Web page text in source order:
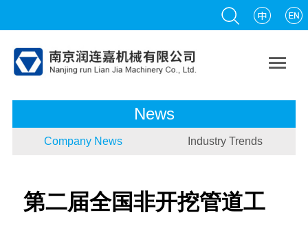

News
Company News Industry Trends
第二届全国非开挖管道工